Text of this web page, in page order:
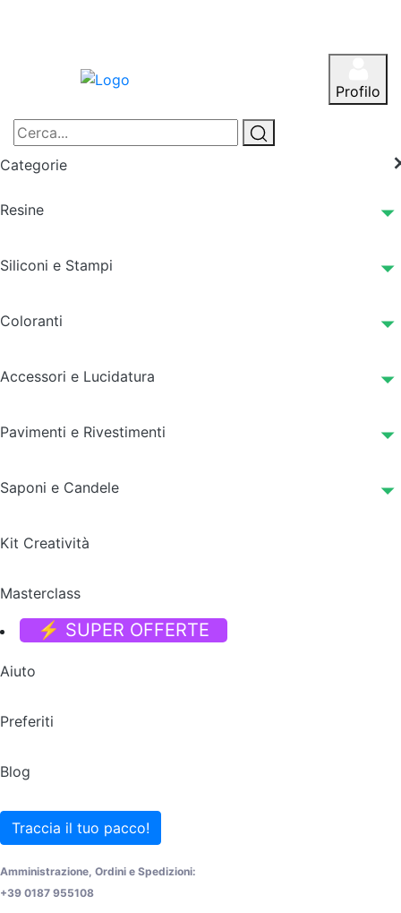
Profilo
Categorie
Resine
Siliconi e Stampi
Coloranti
Accessori e Lucidatura
Pavimenti e Rivestimenti
Saponi e Candele
Kit Creatività
Masterclass
⚡ SUPER OFFERTE
Aiuto
Preferiti
Blog
Traccia il tuo pacco!
Amministrazione, Ordini e Spedizioni:
+39 0187 955108